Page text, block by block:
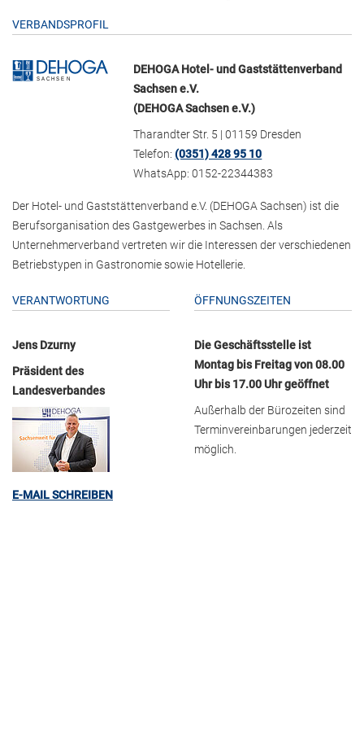
VERBANDSPROFIL
DEHOGA Hotel- und Gaststättenverband
Sachsen e.V.
(DEHOGA Sachsen e.V.)
Tharandter Str. 5 | 01159 Dresden
Telefon:(0351) 428 95 10
WhatsApp: 0152-22344383
Der Hotel- und Gaststättenverband e.V. (DEHOGA Sachsen) ist die
Berufsorganisation des Gastgewerbes in Sachsen. Als
Unternehmerverband vertreten wir die Interessen der verschiedenen
Betriebstypen in Gastronomie sowie Hotellerie.
VERANTWORTUNG
Jens Dzurny
Präsident des
Landesverbandes
E-MAIL SCHREIBEN
ÖFFNUNGSZEITEN
Die Geschäftsstelle ist
Montag bis Freitag von 08.00
Uhr bis 17.00 Uhr geöffnet
Außerhalb der Bürozeiten sind
Terminvereinbarungen jederzeit
möglich.